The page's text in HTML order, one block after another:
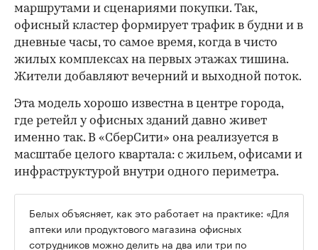
маршрутами и сценариями покупки. Так,
офисный кластер формирует трафик в будни и в
дневные часы, то самое время, когда в чисто
жилых комплексах на первых этажах тишина.
Жители добавляют вечерний и выходной поток.
Эта модель хорошо известна в центре города,
где ретейл у офисных зданий давно живет
именно так. В «СберСити» она реализуется в
масштабе целого квартала: с жильем, офисами и
инфраструктурой внутри одного периметра.
Белых объясняет, как это работает на практике: «Для
аптеки или продуктового магазина офисных
сотрудников можно делить на два или три по